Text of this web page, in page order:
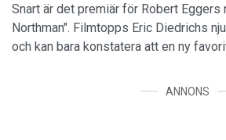
Snart är det premiär för Robert Eggers
Northman". Filmtopps Eric Diedrichs
och kan bara konstatera att en ny
ANNONS